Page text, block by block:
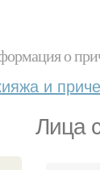
о
и
Лица